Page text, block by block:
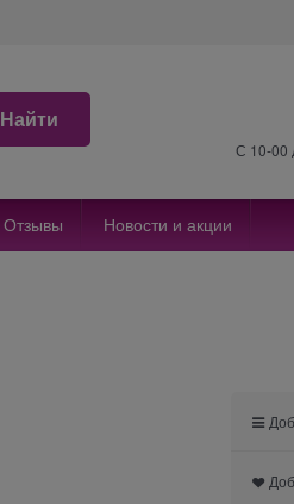
Найти
С 10-00
Отзывы Новости и акции